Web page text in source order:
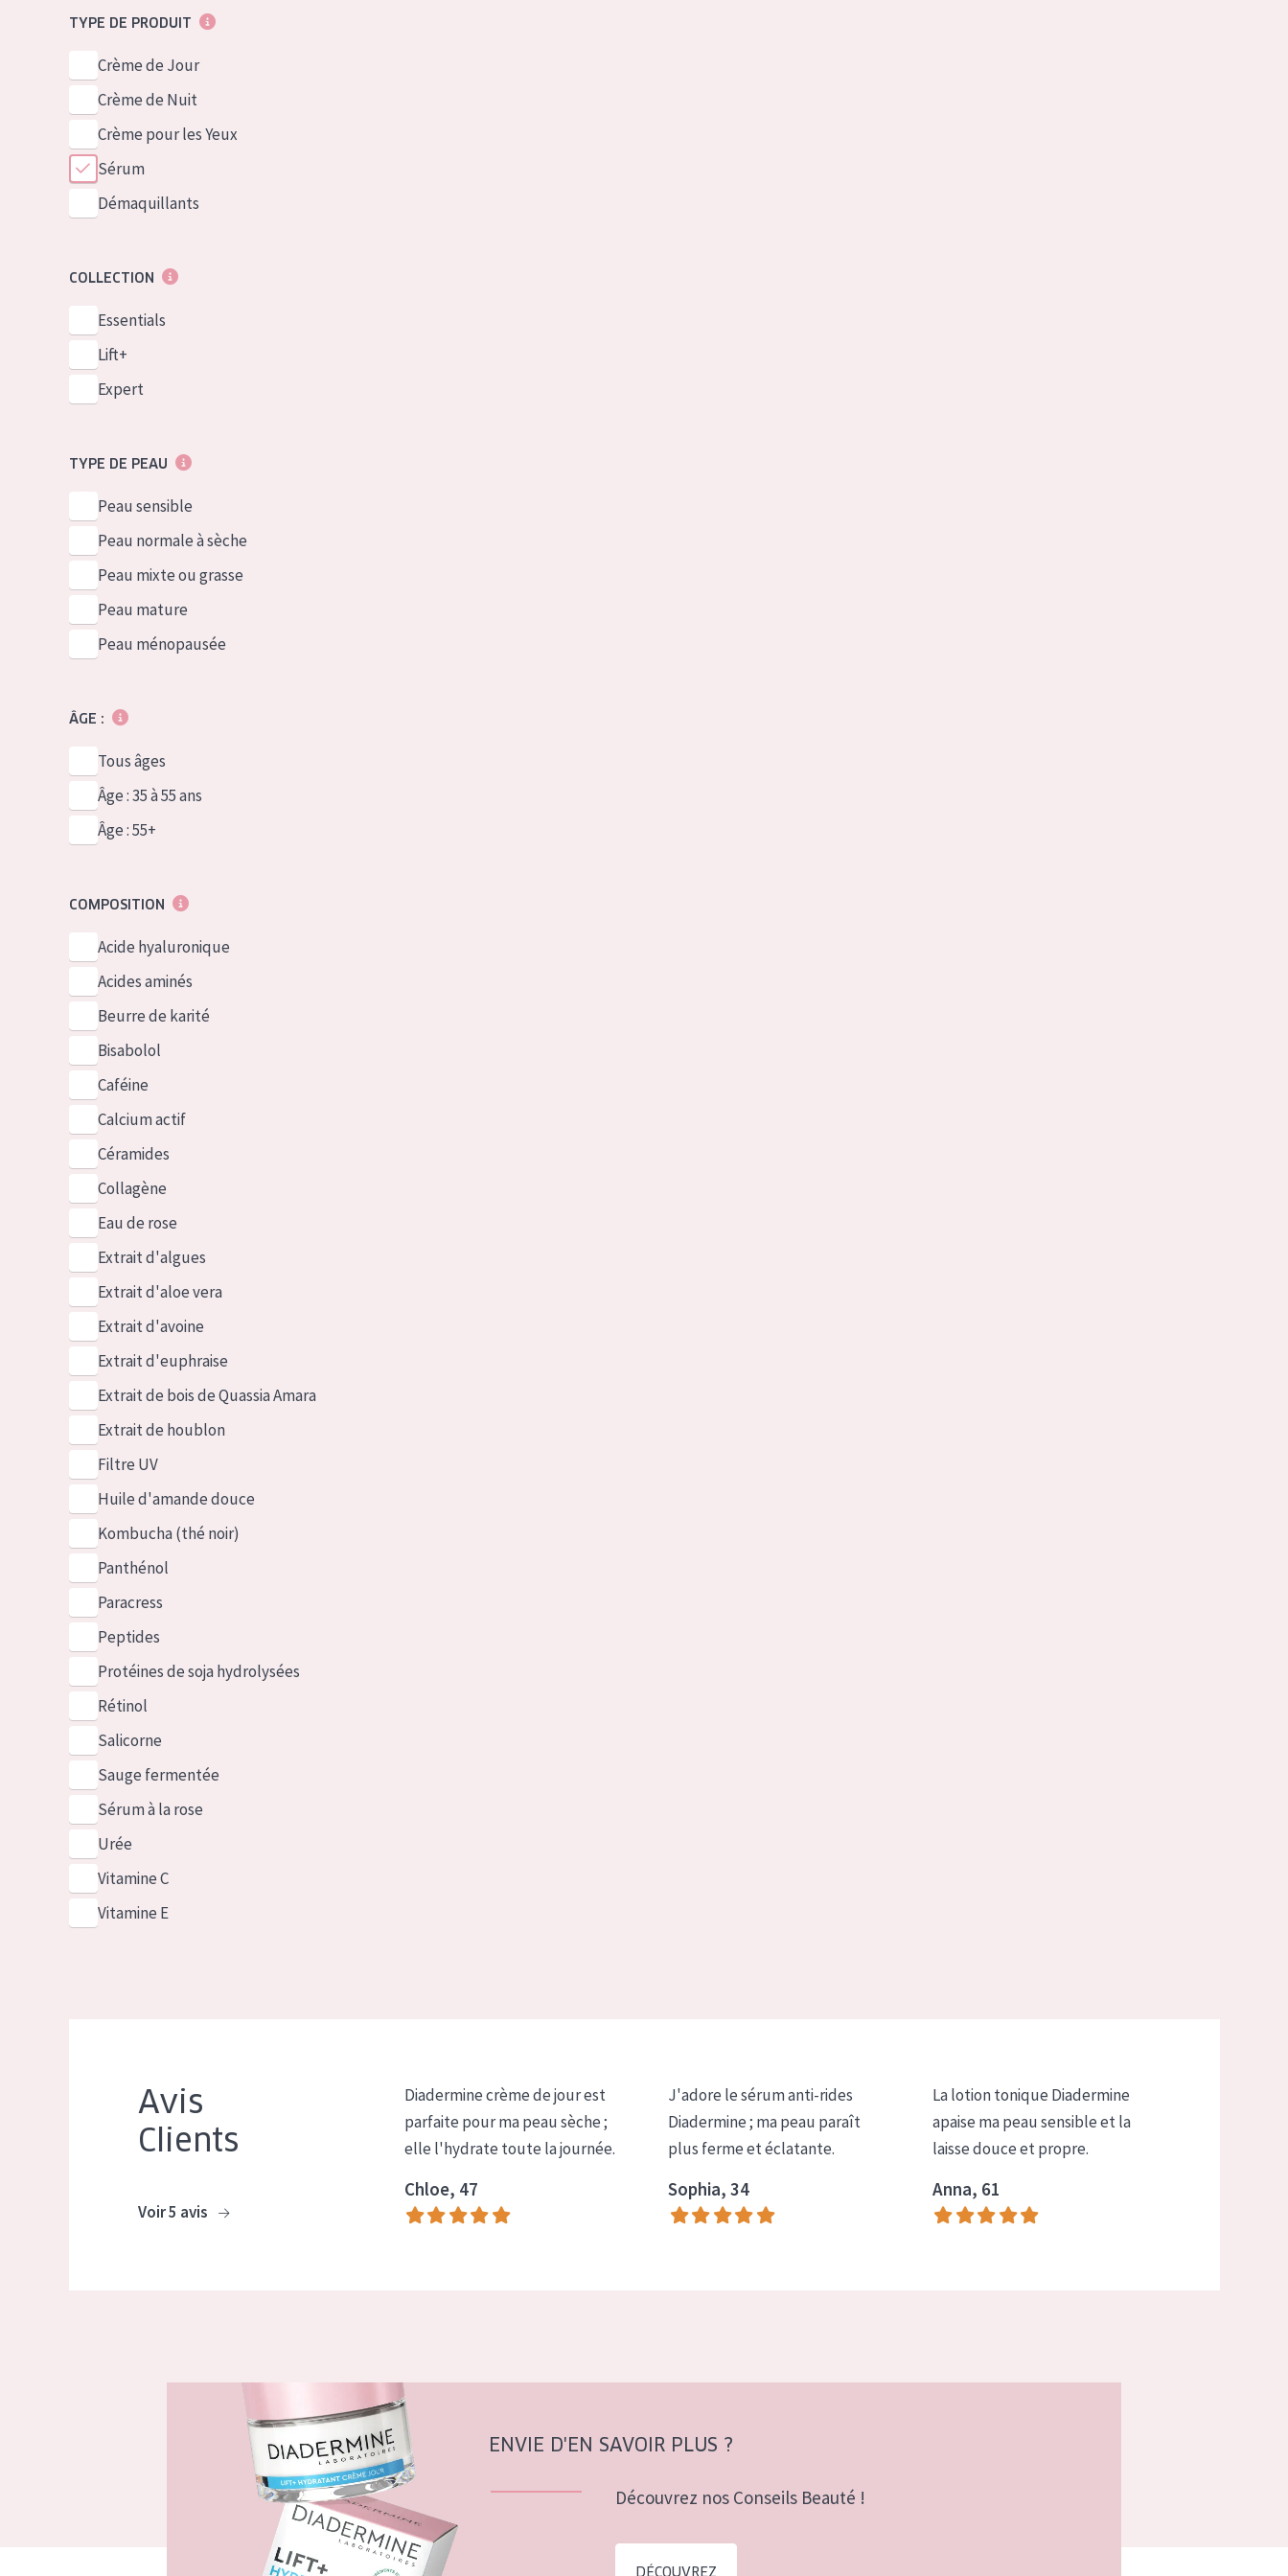
TYPE DE PRODUIT
Crème de Jour
Crème de Nuit
Crème pour les Yeux
Sérum
Démaquillants
COLLECTION
Essentials
Lift+
Expert
TYPE DE PEAU
Peau sensible
Peau normale à sèche
Peau mixte ou grasse
Peau mature
Peau ménopausée
ÂGE :
Tous âges
Âge : 35 à 55 ans
Âge : 55+
COMPOSITION
Acide hyaluronique
Acides aminés
Beurre de karité
Bisabolol
Caféine
Calcium actif
Céramides
Collagène
Eau de rose
Extrait d'algues
Extrait d'aloe vera
Extrait d'avoine
Extrait d'euphraise
Extrait de bois de Quassia Amara
Extrait de houblon
Filtre UV
Huile d'amande douce
Kombucha (thé noir)
Panthénol
Paracress
Peptides
Protéines de soja hydrolysées
Rétinol
Salicorne
Sauge fermentée
Sérum à la rose
Urée
Vitamine C
Vitamine E
Avis
Clients
Voir 5 avis
Diadermine crème de jour est
parfaite pour ma peau sèche ;
elle l'hydrate toute la journée.
Chloe, 47
J'adore le sérum anti-rides
Diadermine ; ma peau paraît
plus ferme et éclatante.
Sophia, 34
La lotion tonique Diadermine
apaise ma peau sensible et la
laisse douce et propre.
Anna, 61
ENVIE D'EN SAVOIR PLUS ?
Découvrez nos Conseils Beauté !
DÉCOUVREZ